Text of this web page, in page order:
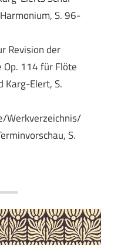
S. 96-
Revision der
Op. 114 für Flöte
Karg-Elert, S.
Werkverzeichnis/
S.